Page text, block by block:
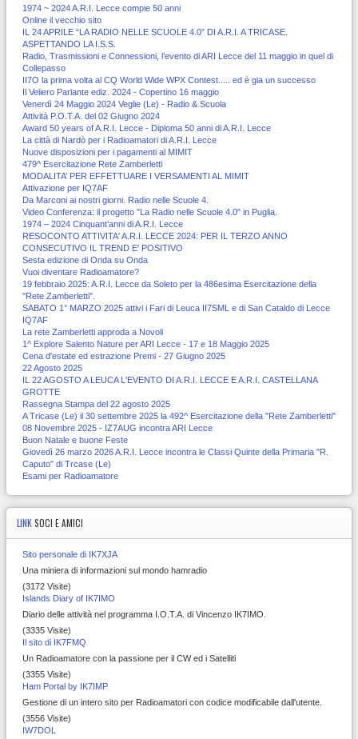
1974 ~ 2024 A.R.I. Lecce compie 50 anni
Online il vecchio sito
IL 24 APRILE “LA RADIO NELLE SCUOLE 4.0” DI A.R.I. A TRICASE.
ASPETTANDO LA I.S.S.
Radio, Trasmissioni e Connessioni, l’evento di ARI Lecce del 11 maggio in quel di
Collepasso
II7O la prima volta al CQ World Wide WPX Contest..... ed è gia un successo
Il Veliero Parlante ediz. 2024 - Copertino 16 maggio
Venerdì 24 Maggio 2024 Veglie (Le) - Radio & Scuola
Attività P.O.T.A. del 02 Giugno 2024
Award 50 years of A.R.I. Lecce - Diploma 50 anni di A.R.I. Lecce
La città di Nardò per i Radioamatori di A.R.I. Lecce
Nuove disposizioni per i pagamenti al MIMIT
479^ Esercitazione Rete Zamberletti
MODALITA’ PER EFFETTUARE I VERSAMENTI AL MIMIT
Attivazione per IQ7AF
Da Marconi ai nostri giorni. Radio nelle Scuole 4.
Video Conferenza: il progetto "La Radio nelle Scuole 4.0" in Puglia.
1974 – 2024 Cinquant’anni di A.R.I. Lecce
RESOCONTO ATTIVITA' A.R.I. LECCE 2024: PER IL TERZO ANNO
CONSECUTIVO IL TREND E' POSITIVO
Sesta edizione di Onda su Onda
Vuoi diventare Radioamatore?
19 febbraio 2025: A.R.I. Lecce da Soleto per la 486esima Esercitazione della
"Rete Zamberletti".
SABATO 1° MARZO 2025 attivi i Fari di Leuca II7SML e di San Cataldo di Lecce
IQ7AF
La rete Zamberletti approda a Novoli
1^ Explore Salento Nature per ARI Lecce - 17 e 18 Maggio 2025
Cena d'estate ed estrazione Premi - 27 Giugno 2025
22 Agosto 2025
IL 22 AGOSTO A LEUCA L'EVENTO DI A.R.I. LECCE E A.R.I. CASTELLANA
GROTTE
Rassegna Stampa del 22 agosto 2025
A Tricase (Le) il 30 settembre 2025 la 492^ Esercitazione della "Rete Zamberletti"
08 Novembre 2025 - IZ7AUG incontra ARI Lecce
Buon Natale e buone Feste
Giovedì 26 marzo 2026 A.R.I. Lecce incontra le Classi Quinte della Primaria "R.
Caputo" di Trcase (Le)
Esami per Radioamatore
LINKSOCI E AMICI
Sito personale di IK7XJA
Una miniera di informazioni sul mondo hamradio
(3172 Visite)
Islands Diary of IK7IMO
Diario delle attività nel programma I.O.T.A. di Vincenzo IK7IMO.
(3335 Visite)
Il sito di IK7FMQ
Un Radioamatore con la passione per il CW ed i Satelliti
(3355 Visite)
Ham Portal by IK7IMP
Gestione di un intero sito per Radioamatori con codice modificabile dall'utente.
(3556 Visite)
IW7DOL